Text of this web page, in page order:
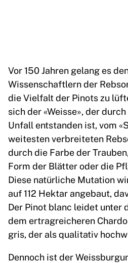
Vor 150 Jahren gelang es
Wissenschaftlern der
die Vielfalt der Pinots zu
sich der «Weisse», der
Unfall entstanden ist, vom
weitesten verbreiteten
durch die Farbe der
Form der Blätter oder die
Diese natürliche Mutation
auf 112 Hektar angebaut,
Der Pinot blanc leidet unter
dem ertragreicheren
gris, der als qualitativ
Dennoch ist der